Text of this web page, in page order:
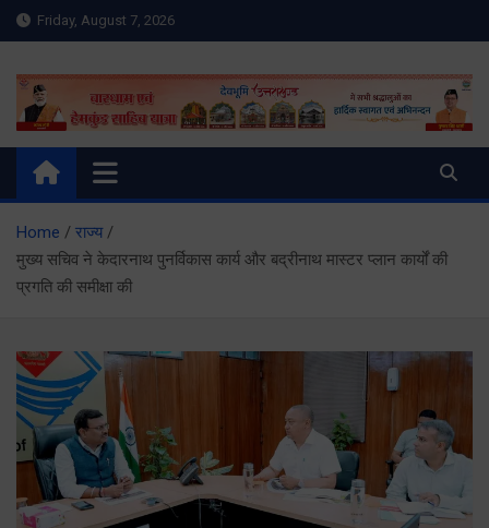
Skip
to
Friday, August 7, 2026
Meru Raibar | Uttarakhand
News | Uttarkashi News
meruraibar.com
Home
राज्य
मुख्य सचिव ने केदारनाथ पुनर्विकास कार्य और बद्रीनाथ मास्टर प्लान कार्यों की
प्रगति की समीक्षा की